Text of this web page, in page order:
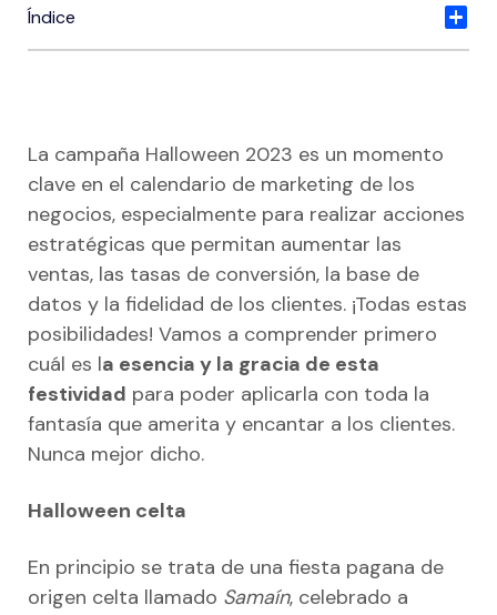
Recursos para comercios
Centro de recursos
Precios
Índice
Campaña Halloween 2023: Alianzas estratégicas
Campaña Halloween 2023: retargeting
Campaña Halloween 2023: Pagar poco a poco
La campaña Halloween 2023 es un momento
clave en el calendario de marketing de los
negocios, especialmente para realizar acciones
estratégicas que permitan aumentar las
ventas, las tasas de conversión, la base de
datos y la fidelidad de los clientes. ¡Todas estas
posibilidades! Vamos a comprender primero
cuál es la esencia y la gracia de esta
festividad para poder aplicarla con toda la
fantasía que amerita y encantar a los clientes.
Nunca mejor dicho.
Halloween celta
En principio se trata de una fiesta pagana de
origen celta llamado Samaín, celebrado a